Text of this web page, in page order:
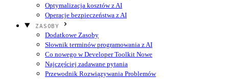
Optymalizacja kosztów z AI
Operacje bezpieczeństwa z AI
ZASOBY
Dodatkowe Zasoby
Słownik terminów programowania z AI
Co nowego w Developer Toolkit Nowe
Najczęściej zadawane pytania
Przewodnik Rozwiązywania Problemów